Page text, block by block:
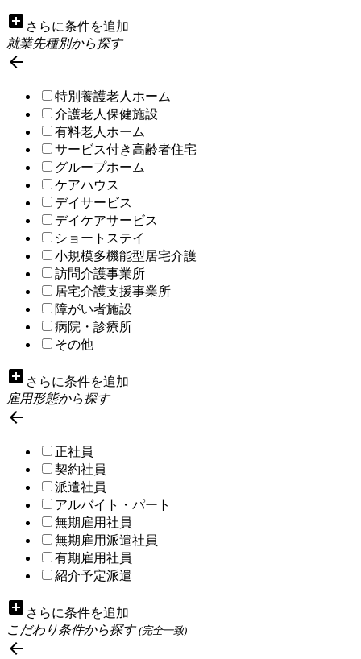
add_box さらに条件を追加
就業先種別から探す

特別養護老人ホーム
介護老人保健施設
有料老人ホーム
サービス付き高齢者住宅
グループホーム
ケアハウス
デイサービス
デイケアサービス
ショートステイ
小規模多機能型居宅介護
訪問介護事業所
居宅介護支援事業所
障がい者施設
病院・診療所
その他
add_box さらに条件を追加
雇用形態から探す

正社員
契約社員
派遣社員
アルバイト・パート
無期雇用社員
無期雇用派遣社員
有期雇用社員
紹介予定派遣
add_box さらに条件を追加
こだわり条件から探す(完全一致)
